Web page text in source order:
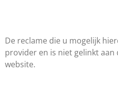
De reclame die u mogelijk
provider en is niet gelinkt
website.